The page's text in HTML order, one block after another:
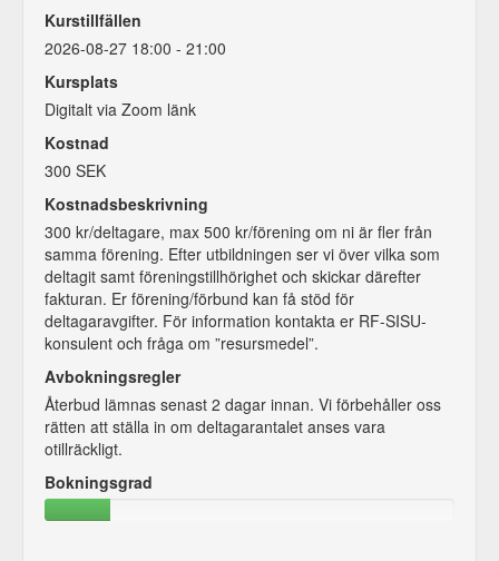
Kurstillfällen
2026-08-27 18:00 - 21:00
Kursplats
Digitalt via Zoom länk
Kostnad
300 SEK
Kostnadsbeskrivning
300 kr/deltagare, max 500 kr/förening om ni är fler från
samma förening. Efter utbildningen ser vi över vilka som
deltagit samt föreningstillhörighet och skickar därefter
fakturan. Er förening/förbund kan få stöd för
deltagaravgifter. För information kontakta er RF-SISU-
konsulent och fråga om ”resursmedel”.
Avbokningsregler
Återbud lämnas senast 2 dagar innan. Vi förbehåller oss
rätten att ställa in om deltagarantalet anses vara
otillräckligt.
Bokningsgrad